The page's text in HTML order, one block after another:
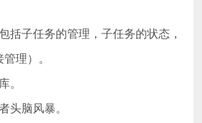
子任务的管理，子任务的状态，
理）。
。
脑风暴。